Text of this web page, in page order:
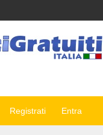
Registrati Entra